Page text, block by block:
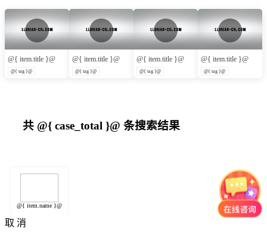
@{ item.title }@
@{ tag }@
@{ item.title }@
@{ tag }@
@{ item.title }@
@{ tag }@
@{ item.title }@
@{ tag }@
共 @{ case_total }@ 条搜索结果
@{ item.name }@
取 消